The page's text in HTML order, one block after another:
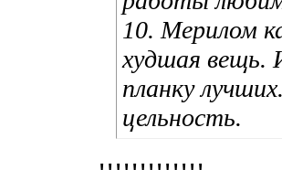
10. Мерилом
худшая вещь.
планку
цельность.